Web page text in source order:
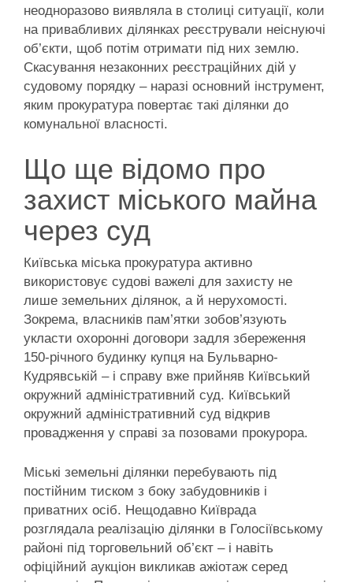
неодноразово виявляла в столиці ситуації, коли
на привабливих ділянках реєстрували неіснуючі
об’єкти, щоб потім отримати під них землю.
Скасування незаконних реєстраційних дій у
судовому порядку – наразі основний інструмент,
яким прокуратура повертає такі ділянки до
комунальної власності.
Що ще відомо про
захист міського майна
через суд
Київська міська прокуратура активно
використовує судові важелі для захисту не
лише земельних ділянок, а й нерухомості.
Зокрема, власників пам’ятки зобов’язують
укласти охоронні договори задля збереження
150-річного будинку купця на Бульварно-
Кудрявській – і справу вже прийняв Київський
окружний адміністративний суд. Київський
окружний адміністративний суд відкрив
провадження у справі за позовами прокурора.
Міські земельні ділянки перебувають під
постійним тиском з боку забудовників і
приватних осіб. Нещодавно Київрада
розглядала реалізацію ділянки в Голосіївському
районі під торговельний об’єкт – і навіть
офіційний аукціон викликав ажіотаж серед